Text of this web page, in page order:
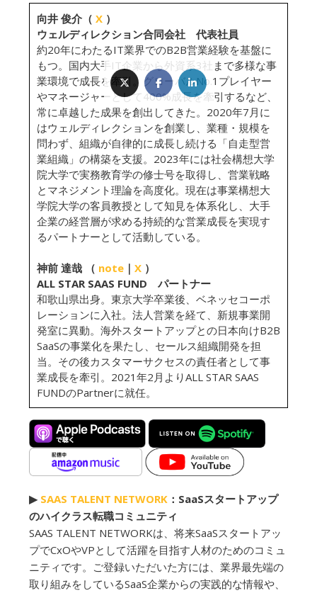
向井 俊介（ X ）
ウェルディレクション合同会社 代表社員
約20年にわたるIT業界でのB2B営業経験を基盤に
もつ。国内大手IT企業から外資系3社まで多様な事
業環境で成長を牽引。グローバルNo.1プレイヤー
やマネージャーとして400%成長を牽引するなど、
常に卓越した成果を創出してきた。2020年7月に
はウェルディレクションを創業し、業種・規模を
問わず、組織が自律的に成長し続ける「自走型営
業組織」の構築を支援。2023年には社会構想大学
院大学で実務教育学の修士号を取得し、営業戦略
とマネジメント理論を高度化。現在は事業構想大
学院大学の客員教授として知見を体系化し、大手
企業の経営層が求める持続的な営業成長を実現す
るパートナーとして活動している。
神前 達哉 （ note ｜ X ）
ALL STAR SAAS FUND パートナー
和歌山県出身。東京大学卒業後、ベネッセコーポ
レーションに入社。法人営業を経て、新規事業開
発室に異動。海外スタートアップとの日本向けB2B
SaaSの事業化を果たし、セールス組織開発を担
当。その後カスタマーサクセスの責任者として事
業成長を牽引。2021年2月よりALL STAR SAAS
FUNDのPartnerに就任。
▶︎ SAAS TALENT NETWORK ：SaaSスタートアップ
のハイクラス転職コミュニティ
SAAS TALENT NETWORKは、将来SaaSスタートアッ
プでCxOやVPとして活躍を目指す人材のためのコミュ
ニティです。ご登録いただいた方には、業界最先端の
取り組みをしているSaaS企業からの実践的な情報や、